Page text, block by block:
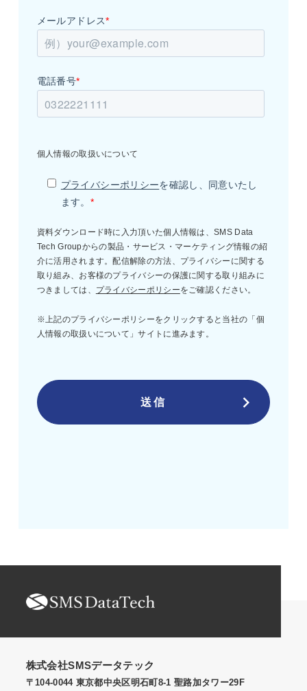
メールアドレス*
電話番号*
個人情報の取扱いについて
プライバシーポリシーを確認し、同意いたし
ます。 *
資料ダウンロード時に入力頂いた個人情報は、SMS Data
Tech Groupからの製品・サービス・マーケティング情報の紹
介に活用されます。配信解除の方法、プライバシーに関する
取り組み、お客様のプライバシーの保護に関する取り組みに
つきましては、 プライバシーポリシーをご確認ください。
※上記のプライバシーポリシーをクリックすると当社の「個
人情報の取扱いについて」サイトに進みます。
株式会社SMSデータテック
〒104-0044 東京都中央区明石町8-1 聖路加タワー29F